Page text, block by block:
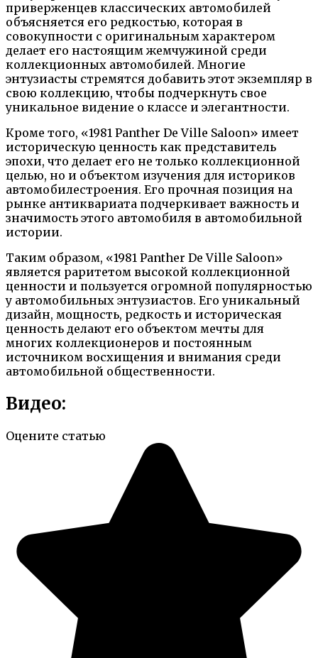
приверженцев классических автомобилей
объясняется его редкостью, которая в
совокупности с оригинальным характером
делает его настоящим жемчужиной среди
коллекционных автомобилей. Многие
энтузиасты стремятся добавить этот экземпляр в
свою коллекцию, чтобы подчеркнуть свое
уникальное видение о классе и элегантности.
Кроме того, «1981 Panther De Ville Saloon» имеет
историческую ценность как представитель
эпохи, что делает его не только коллекционной
целью, но и объектом изучения для историков
автомобилестроения. Его прочная позиция на
рынке антиквариата подчеркивает важность и
значимость этого автомобиля в автомобильной
истории.
Таким образом, «1981 Panther De Ville Saloon»
является раритетом высокой коллекционной
ценности и пользуется огромной популярностью
у автомобильных энтузиастов. Его уникальный
дизайн, мощность, редкость и историческая
ценность делают его объектом мечты для
многих коллекционеров и постоянным
источником восхищения и внимания среди
автомобильной общественности.
Видео:
Оцените статью